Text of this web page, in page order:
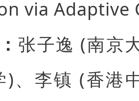
via Adaptive
张子逸 (南京
)、李镇 (香港